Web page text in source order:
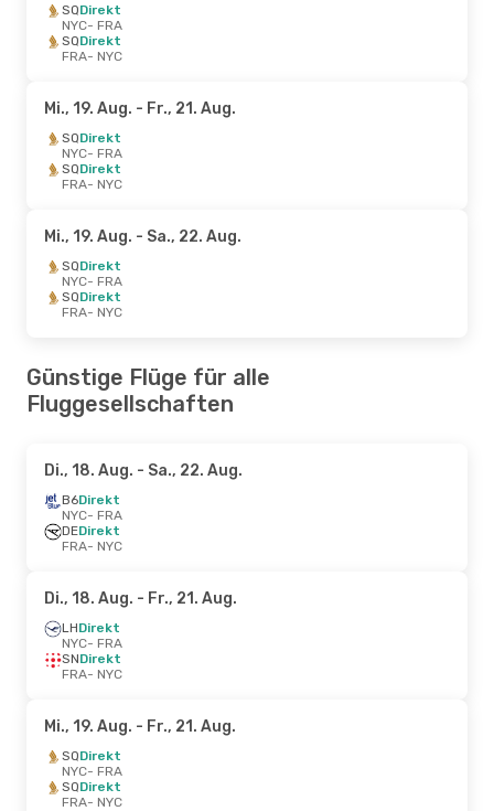
SQDirekt
NYC- FRA
SQDirekt
FRA- NYC
Mi., 19. Aug. - Fr., 21. Aug.
SQDirekt
NYC- FRA
SQDirekt
FRA- NYC
Mi., 19. Aug. - Sa., 22. Aug.
SQDirekt
NYC- FRA
SQDirekt
FRA- NYC
Günstige Flüge für alle
Fluggesellschaften
Di., 18. Aug. - Sa., 22. Aug.
B6Direkt
NYC- FRA
DEDirekt
FRA- NYC
Di., 18. Aug. - Fr., 21. Aug.
LHDirekt
NYC- FRA
SNDirekt
FRA- NYC
Mi., 19. Aug. - Fr., 21. Aug.
SQDirekt
NYC- FRA
SQDirekt
FRA- NYC